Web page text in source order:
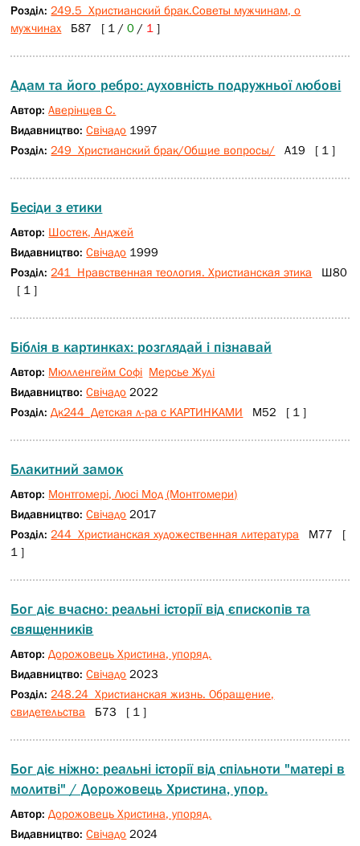
Розділ: 249.5 Христианский брак.Советы мужчинам, о
мужчинах Б87 [ 1 /0 / 1]
Адам та його ребро: духовність подружньої любові
Автор:Аверінцев С.
Видавництво:Свічадо 1997
Розділ: 249 Христианский брак/Общие вопросы/ А19 [ 1 ]
Бесіди з етики
Автор: Шостек, Анджей
Видавництво:Свічадо 1999
Розділ: 241 Нравственная теология. Христианская этика Ш80
[ 1 ]
Біблія в картинках: розглядай і пізнавай
Автор: Мюлленгейм Софі Мерсье Жулі
Видавництво:Свічадо 2022
Розділ: Дк244 Детская л-ра с КАРТИНКАМИ М52 [ 1 ]
Блакитний замок
Автор: Монтгомері, Люсі Мод (Монтгомери)
Видавництво:Свічадо 2017
Розділ: 244 Христианская художественная литература М77 [
1 ]
Бог діє вчасно: реальні історії від єпископів та
священників
Автор:Дорожовець Христина, упоряд.
Видавництво:Свічадо 2023
Розділ: 248.24 Христианская жизнь. Обращение,
свидетельства Б73 [ 1 ]
Бог діє ніжно: реальні історії від спільноти "матері в
молитві" / Дорожовець Христина, упор.
Автор:Дорожовець Христина, упоряд.
Видавництво:Свічадо 2024